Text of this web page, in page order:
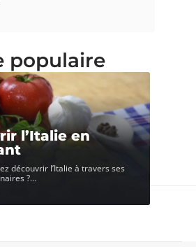
populaire
l’Italie en
découvrir l’Italie à travers ses
?…